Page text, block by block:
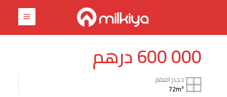
600 000درهم
حجم العقار:
72m²